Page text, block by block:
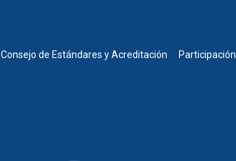
Consejo de Estándares y Acreditación Participación